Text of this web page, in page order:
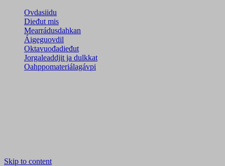
Ovdasiidu
Dieđut mis
Mearrádusdahkan
Áigeguovdil
Oktavuođadieđut
Jorgaleaddjit ja dulkkat
Oahppomateriálagávpi
Skip to content